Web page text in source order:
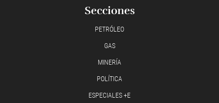
Secciones
PETRÓLEO
GAS
MINERÍA
POLÍTICA
ESPECIALES +E